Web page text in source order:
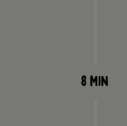
8 Min